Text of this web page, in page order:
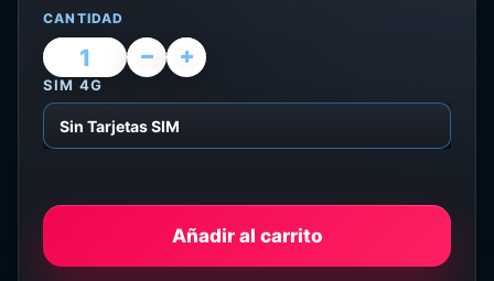
CANTIDAD
SIM 4G
Añadir al carrito